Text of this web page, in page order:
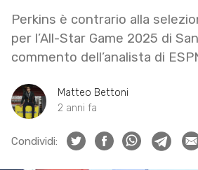
Perkins è contrario alla
per l’All-Star Game 2025 di
commento dell’analista di
Matteo Bettoni
2 anni fa
Condividi: